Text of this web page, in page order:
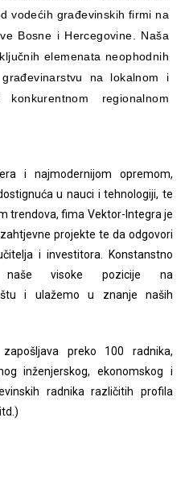
vodećih građevinskih firmi na
Bosne i Hercegovine. Naša
elemenata neophodnih
na lokalnom i
regionalnom
i najmodernijom opremom,
u nauci i tehnologiji, te
trendova, fima Vektor-Integra je
projekte te da odgovori
i investitora. Konstanstno
visoke pozicije na
i ulažemo u znanje naših
preko 100 radnika,
inženjerskog, ekonomskog i
radnika različitih profila